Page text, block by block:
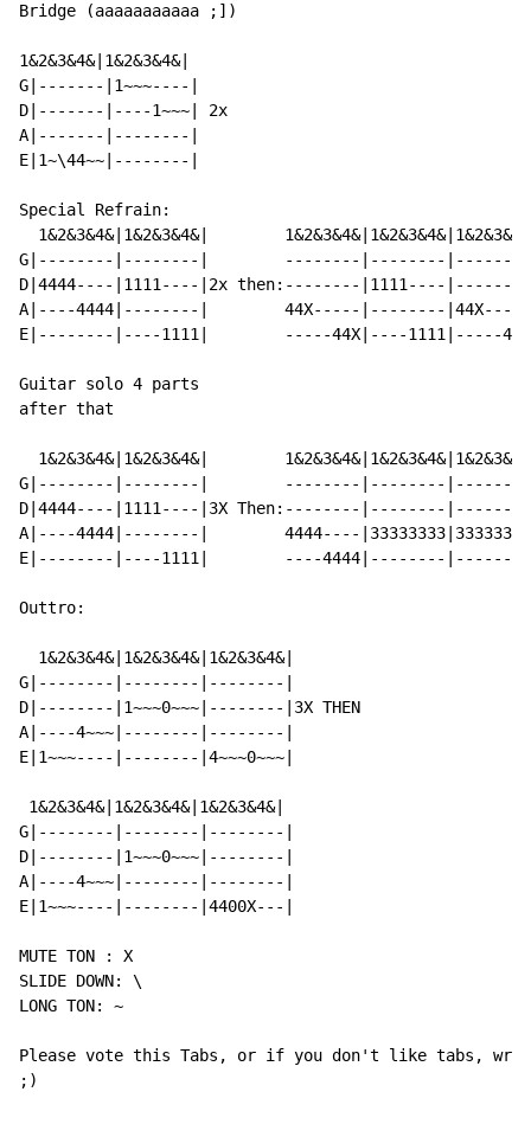
Bridge (aaaaaaaaaaa ;])
1&2&3&4&|1&2&3&4&|
G|-------|1~~~----|
D|-------|----1~~~| 2x
A|-------|--------|
E|1~\44~~|--------|
Special Refrain:
1&2&3&4&|1&2&3&4&|
G|--------|--------|        --------|--------
D|4444----|1111----|2x then:--------|1111----
A|----4444|--------|        44X-----|--------|44X-----
E|--------|----1111|        -----44X|----1111|-----
Guitar solo 4 parts
after that
1&2&3&4&|1&2&3&4&|
G|--------|--------|        --------|--------
D|4444----|1111----|3X Then:--------|--------
A|----4444|--------|        4444----
E|--------|----1111|        ----4444|--------
Outtro:
  1&2&3&4&|1&2&3&4&|1&2&3&4&|
G|--------|--------|--------|
D|--------|1~~~0~~~|--------|3X THEN
A|----4~~~|--------|--------|
E|1~~~----|--------|4~~~0~~~|
1&2&3&4&|1&2&3&4&|1&2&3&4&|
G|--------|--------|--------|
D|--------|1~~~0~~~|--------|
A|----4~~~|--------|--------|
E|1~~~----|--------|4400X---|
MUTE TON : X
SLIDE DOWN: \
LONG TON: ~
Please vote this Tabs, or if you don't like tabs,
;)